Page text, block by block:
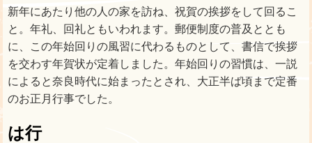
新年にあたり他の人の家を訪ね、祝賀の挨拶をして回るこ
と。年礼、回礼ともいわれます。郵便制度の普及ととも
に、この年始回りの風習に代わるものとして、書信で挨拶
を交わす年賀状が定着しました。年始回りの習慣は、一説
によると奈良時代に始まったとされ、大正半ば頃まで定番
のお正月行事でした。
は行